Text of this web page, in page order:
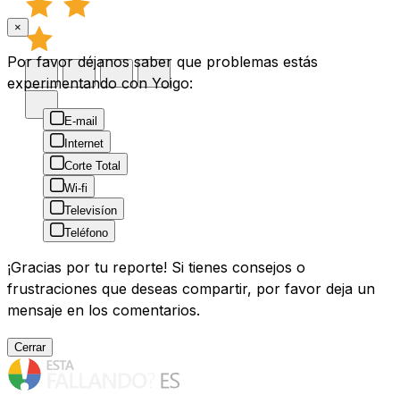
×
Por favor déjanos saber que problemas estás
experimentando con Yoigo:
E-mail
Internet
Corte Total
Wi-fi
Televisíon
Teléfono
¡Gracias por tu reporte! Si tienes consejos o
frustraciones que deseas compartir, por favor deja un
mensaje en los comentarios.
Cerrar